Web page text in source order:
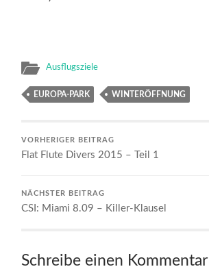
Ausflugsziele
EUROPA-PARK WINTERÖFFNUNG
VORHERIGER BEITRAG
Flat Flute Divers 2015 – Teil 1
NÄCHSTER BEITRAG
CSI: Miami 8.09 – Killer-Klausel
Schreibe einen Kommentar